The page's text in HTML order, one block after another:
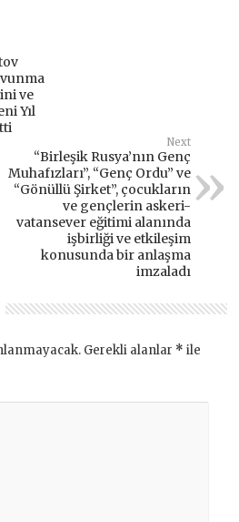
ve
Yıl
Next
“Birleşik Rusya’nın Genç
Muhafızları”, “Genç Ordu” ve
“Gönüllü Şirket”, çocukların
ve gençlerin askeri-
vatansever eğitimi alanında
işbirliği ve etkileşim
konusunda bir anlaşma
imzaladı
Gerekli alanlar * ile